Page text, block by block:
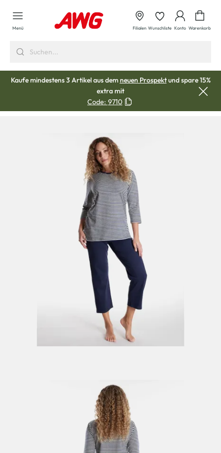
springen
Menü Filialen Wunschliste Konto Warenkorb
Kaufe mindestens 3 Artikel aus demneuen Prospektund spare 15%
extra mit
Code: 9710